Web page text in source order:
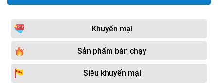
Bình nóng lạnh CENTON Bình nóng lạnh Rheem
Bình nóng lạnh 15l
Bình nóng lạnh RAPIDO
OBEL
Bình nóng lạnh 20l
Bình nóng lạnh ROSSI Bình nóng lạnh Atlantic
Khuyến mại
Sản phẩm bán chạy
Siêu khuyến mại